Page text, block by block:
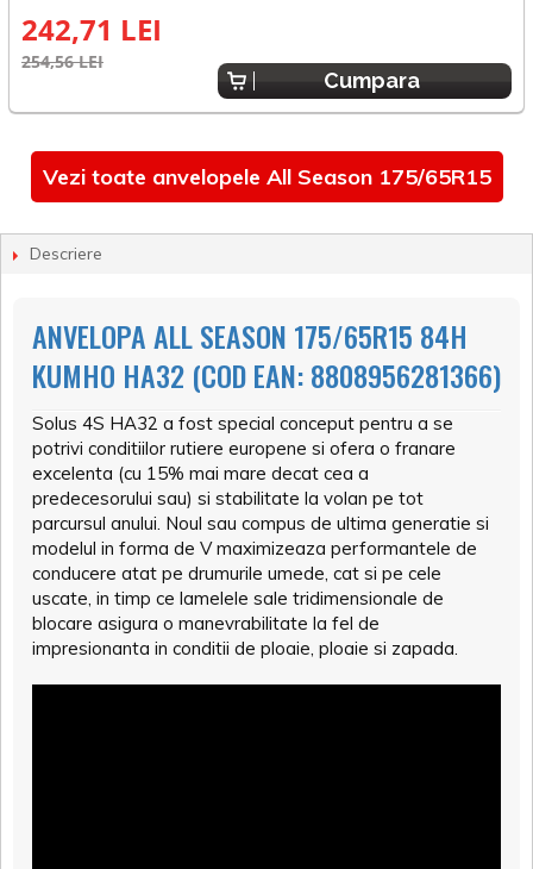
242,71 LEI
254,56 LEI
Cumpara
Vezi toate anvelopele All Season 175/65R15
Descriere
ANVELOPA ALL SEASON 175/65R15 84H
KUMHO HA32 (COD EAN: 8808956281366)
Solus 4S HA32 a fost special conceput pentru a se
potrivi conditiilor rutiere europene si ofera o franare
excelenta (cu 15% mai mare decat cea a
predecesorului sau) si stabilitate la volan pe tot
parcursul anului. Noul sau compus de ultima generatie si
modelul in forma de V maximizeaza performantele de
conducere atat pe drumurile umede, cat si pe cele
uscate, in timp ce lamelele sale tridimensionale de
blocare asigura o manevrabilitate la fel de
impresionanta in conditii de ploaie, ploaie si zapada.